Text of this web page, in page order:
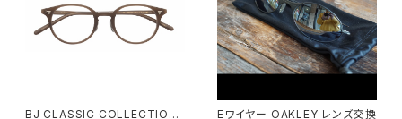
BJ CLASSIC COLLECTION
Eワイヤー OAKLEY レンズ交換